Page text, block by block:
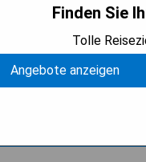
Einheiten
Finden Sie
Tolle
Angebote anzeigen